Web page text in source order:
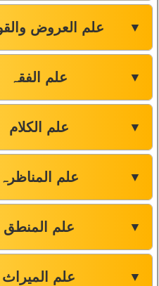
علم العروض ▼
علم الفقہ ▼
علم الکلام ▼
علم المناظرہ ▼
علم المنطق ▼
علم المیراث ▼